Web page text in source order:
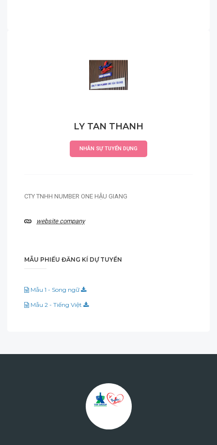
LY TAN THANH
NHÂN SỰ TUYỂN DỤNG
CTY TNHH NUMBER ONE HẬU GIANG
website company
MẪU PHIẾU ĐĂNG KÍ DỰ TUYỂN
Mẫu 1 - Song ngữ
Mẫu 2 - Tiếng Việt